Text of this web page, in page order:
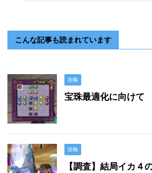
こんな記事も読まれています
攻略
宝珠最適化に向けて
攻略
【調査】結局イカ４